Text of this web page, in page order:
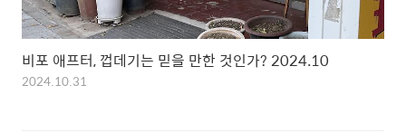
비포 애프터, 껍데기는 믿을 만한 것인가? 2024.10
2024.10.31